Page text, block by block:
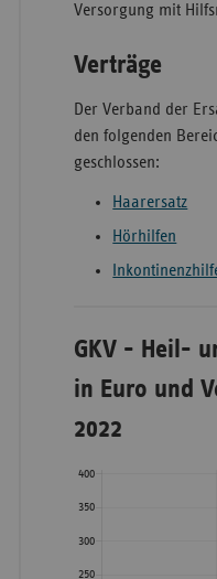
Versorgung mit
Verträge
Der Verband der
den folgenden
geschlossen:
Haarersatz
Hörhilfen
GKV - Heil-
GKV - Heil-
in Euro und
2022